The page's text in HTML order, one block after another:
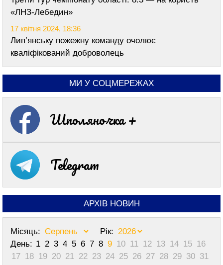
«ЛНЗ-Лебедин»
17 квітня 2024, 18:36
Лип’янську пожежну команду очолює
кваліфікований доброволець
МИ У СОЦМЕРЕЖАХ
Шполяночка +
Telegram
АРХІВ НОВИН
Місяць:
Рік:
День: 1 2 3 4 5 6 7 8 9 10 11 12 13 14 15 16
17 18 19 20 21 22 23 24 25 26 27 28 29 30 31